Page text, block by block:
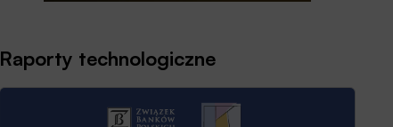
Raporty technologiczne